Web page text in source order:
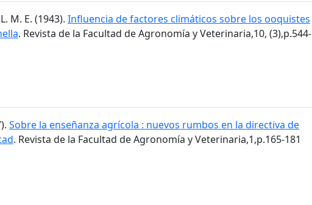
M. E. (1943). Influencia de factores climáticos sobre los ooquistes
. Revista de la Facultad de Agronomía y Veterinaria,10, (3),p.544-
Sobre la enseñanza agrícola : nuevos rumbos en la directiva de
. Revista de la Facultad de Agronomía y Veterinaria,1,p.165-181